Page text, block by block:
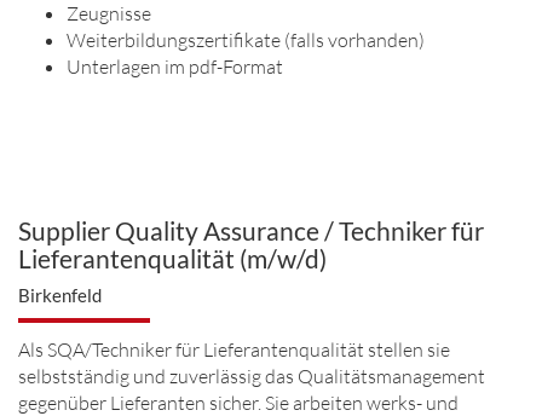
Zeugnisse
Weiterbildungszertifikate (falls vorhanden)
Unterlagen im pdf-Format
Supplier Quality Assurance / Techniker für
Lieferantenqualität (m/w/d)
Birkenfeld
Als SQA/Techniker für Lieferantenqualität stellen sie
selbstständig und zuverlässig das Qualitätsmanagement
gegenüber Lieferanten sicher. Sie arbeiten werks- und